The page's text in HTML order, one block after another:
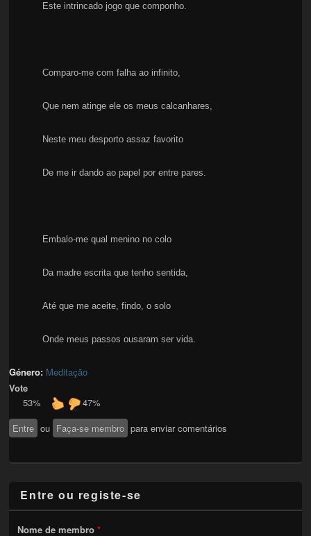
Este intrincado jogo que componho.
Comparo-me com falha ao infinito,
Que nem atinge ele os meus calcanhares,
Neste meu desporto assaz favorito
De me ir dando ao papel por entre pares.
Embalo-me qual menino no colo
Da madre escrita que tenho sentida,
Até que me aceite, findo, o solo
Onde meus passos ousaram ser vida.
Género: Meditação
Vote
53%
47%
Entre ou Faça-se membro para enviar comentários
Entre ou registe-se
Nome de membro*